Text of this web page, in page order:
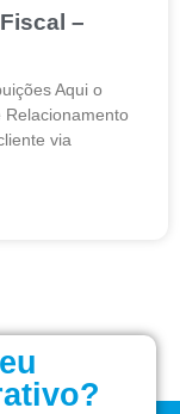
–
Aqui o
via